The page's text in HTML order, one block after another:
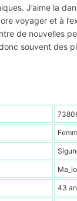
J’aime la
voyager et à
de nouvelles
souvent des
43